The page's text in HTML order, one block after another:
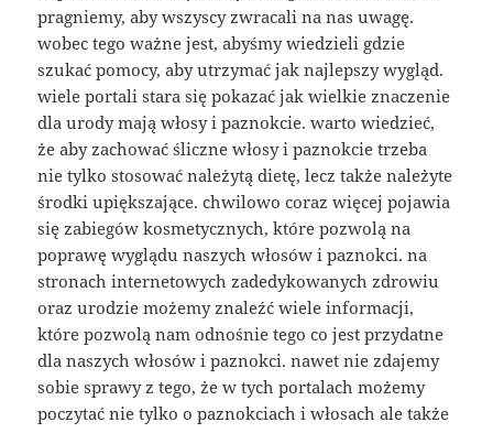
pragniemy, aby wszyscy zwracali na nas uwagę.
wobec tego ważne jest, abyśmy wiedzieli gdzie
szukać pomocy, aby utrzymać jak najlepszy wygląd.
wiele portali stara się pokazać jak wielkie znaczenie
dla urody mają włosy i paznokcie. warto wiedzieć,
że aby zachować śliczne włosy i paznokcie trzeba
nie tylko stosować należytą dietę, lecz także należyte
środki upiększające. chwilowo coraz więcej pojawia
się zabiegów kosmetycznych, które pozwolą na
poprawę wyglądu naszych włosów i paznokci. na
stronach internetowych zadedykowanych zdrowiu
oraz urodzie możemy znaleźć wiele informacji,
które pozwolą nam odnośnie tego co jest przydatne
dla naszych włosów i paznokci. nawet nie zdajemy
sobie sprawy z tego, że w tych portalach możemy
poczytać nie tylko o paznokciach i włosach ale także